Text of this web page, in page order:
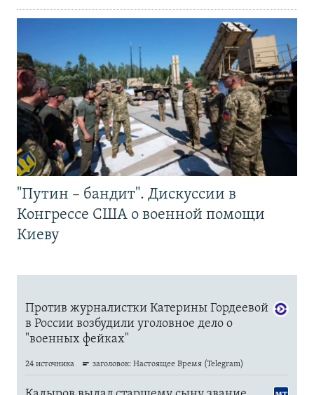
"Путин – бандит". Дискуссии в
Конгрессе США о военной помощи
Киеву